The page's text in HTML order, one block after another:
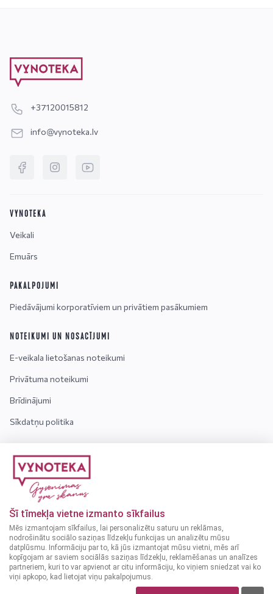
Šī tīmekļa vietne izmanto sīkfailus
Mēs izmantojam sīkfailus, lai personalizētu saturu un reklāmas,
nodrošinātu sociālo saziņas līdzekļu funkcijas un analizētu mūsu
datplūsmu. Informāciju par to, kā jūs izmantojat mūsu vietni, mēs arī
kopīgojam ar saviem sociālās saziņas līdzekļu, reklamēšanas un analīzes
partneriem, kuri to var apvienot ar citu informāciju, ko viņiem sniedzat vai ko
viņi apkopo, kad lietojat viņu pakalpojumus.
+37120015812
info@vynoteka.lv
VYNOTEKA
Veikali
Emuārs
PAKALPOJUMI
Piedāvājumi korporatīviem un privātiem pasākumiem
NOTEIKUMI UN NOSACĪJUMI
E-veikala lietošanas noteikumi
Privātuma noteikumi
Brīdinājumi
Sīkdatņu politika
Kontakti
Par mums
Bieži uzdotie jautājumi
Uzmanību! Alkoholiskos dzērienus var iegādāties tikai
personas, kuras ir sasniegušas vismaz 18 gadu vecumu.